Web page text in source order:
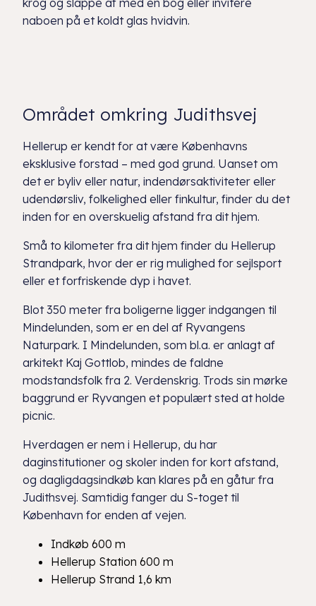
krog og slappe af med en bog eller invitere
naboen på et koldt glas hvidvin.
Området omkring Judithsvej
Hellerup er kendt for at være Københavns
eksklusive forstad – med god grund. Uanset om
det er byliv eller natur, indendørsaktiviteter eller
udendørsliv, folkelighed eller finkultur, finder du det
inden for en overskuelig afstand fra dit hjem.
Små to kilometer fra dit hjem finder du Hellerup
Strandpark, hvor der er rig mulighed for sejlsport
eller et forfriskende dyp i havet.
Blot 350 meter fra boligerne ligger indgangen til
Mindelunden, som er en del af Ryvangens
Naturpark. I Mindelunden, som bl.a. er anlagt af
arkitekt Kaj Gottlob, mindes de faldne
modstandsfolk fra 2. Verdenskrig. Trods sin mørke
baggrund er Ryvangen et populært sted at holde
picnic.
Hverdagen er nem i Hellerup, du har
daginstitutioner og skoler inden for kort afstand,
og dagligdagsindkøb kan klares på en gåtur fra
Judithsvej. Samtidig fanger du S-toget til
København for enden af vejen.
Indkøb 600 m
Hellerup Station 600 m
Hellerup Strand 1,6 km